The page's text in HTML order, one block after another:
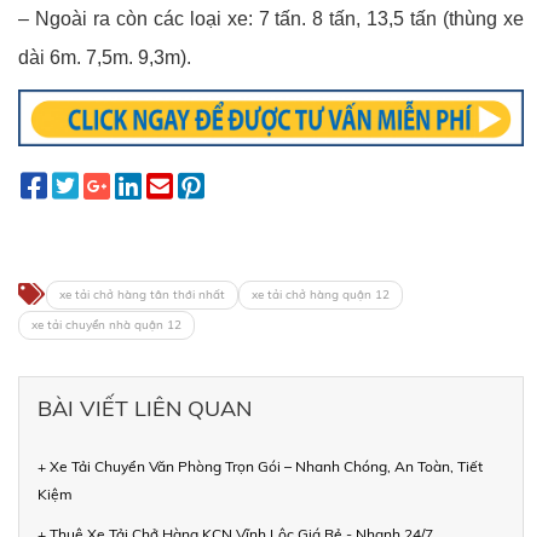
– Ngoài ra còn các loại xe: 7 tấn. 8 tấn, 13,5 tấn (thùng xe
dài 6m. 7,5m. 9,3m).
xe tải chở hàng tân thới nhất
xe tải chở hàng quận 12
xe tải chuyển nhà quận 12
BÀI VIẾT LIÊN QUAN
+ Xe Tải Chuyển Văn Phòng Trọn Gói – Nhanh Chóng, An Toàn, Tiết
Kiệm